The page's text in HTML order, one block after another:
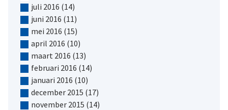
juli 2016 (14)
juni 2016 (11)
mei 2016 (15)
april 2016 (10)
maart 2016 (13)
februari 2016 (14)
januari 2016 (10)
december 2015 (17)
november 2015 (14)